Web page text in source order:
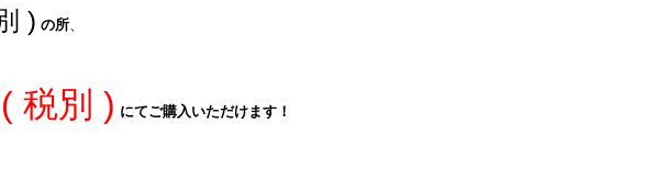
) の所、
税別 ) にてご購入いただけます！